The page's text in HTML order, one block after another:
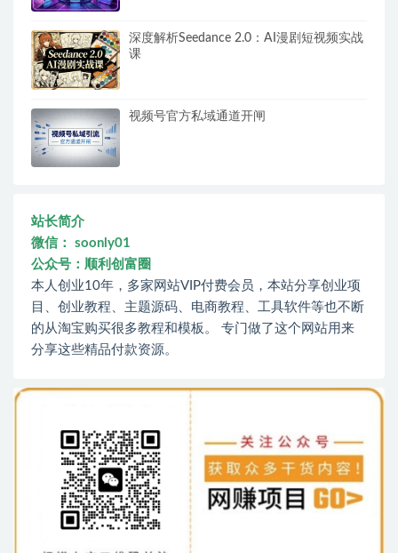
深度解析Seedance 2.0：AI漫剧短视频实战
课
视频号官方私域通道开闸
站长简介
微信： soonly01
公众号：顺利创富圈
本人创业10年，多家网站VIP付费会员，本站分享创业项
目、创业教程、主题源码、电商教程、工具软件等也不断
的从淘宝购买很多教程和模板。 专门做了这个网站用来
分享这些精品付款资源。